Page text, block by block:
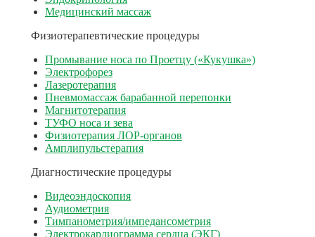
Медицинский массаж
Физиотерапевтические процедуры
Промывание носа по Проетцу («Кукушка»)
Электрофорез
Лазеротерапия
Пневмомассаж барабанной перепонки
Магнитотерапия
ТУФО носа и зева
Физиотерапия ЛОР-органов
Амплипульстерапия
Диагностические процедуры
Видеоэндоскопия
Аудиометрия
Тимпанометрия/импедансометрия
Электрокардиограмма сердца (ЭКГ)